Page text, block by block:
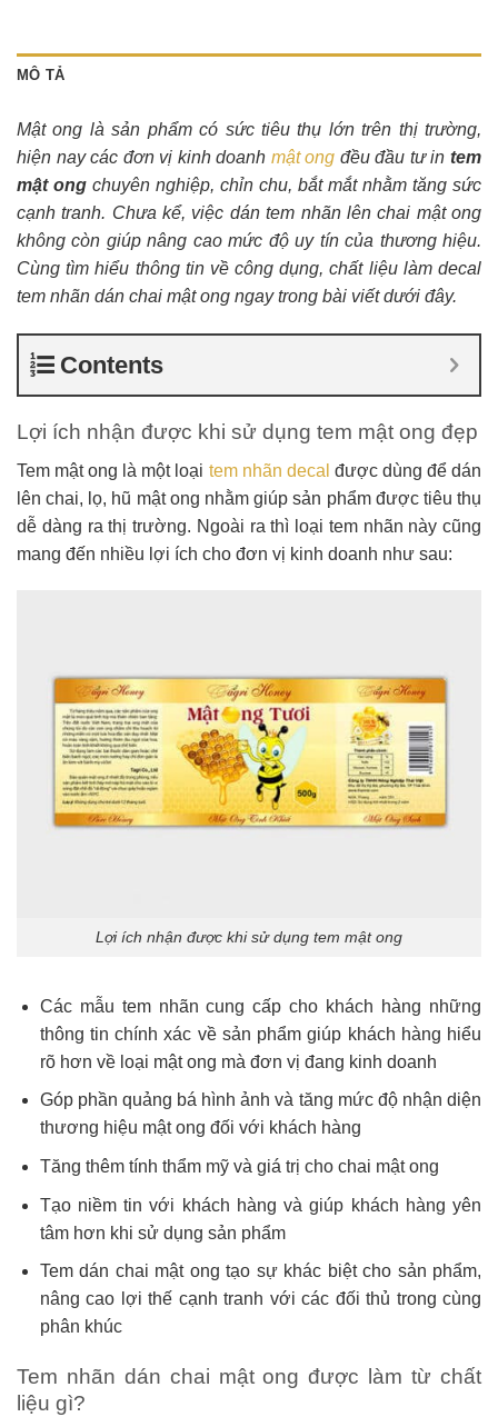
MÔ TẢ
Mật ong là sản phẩm có sức tiêu thụ lớn trên thị trường,
hiện nay các đơn vị kinh doanh mật ong đều đầu tư intem
mật ong chuyên nghiệp, chỉn chu, bắt mắt nhằm tăng sức
cạnh tranh. Chưa kể, việc dán tem nhãn lên chai mật ong
không còn giúp nâng cao mức độ uy tín của thương hiệu.
Cùng tìm hiểu thông tin về công dụng, chất liệu làm decal
tem nhãn dán chai mật ong ngay trong bài viết dưới đây.
Contents
Lợi ích nhận được khi sử dụng tem mật ong đẹp
Tem mật ong là một loại tem nhãn decal được dùng để dán
lên chai, lọ, hũ mật ong nhằm giúp sản phẩm được tiêu thụ
dễ dàng ra thị trường. Ngoài ra thì loại tem nhãn này cũng
mang đến nhiều lợi ích cho đơn vị kinh doanh như sau:
Lợi ích nhận được khi sử dụng tem mật ong
Các mẫu tem nhãn cung cấp cho khách hàng những
thông tin chính xác về sản phẩm giúp khách hàng hiểu
rõ hơn về loại mật ong mà đơn vị đang kinh doanh
Góp phần quảng bá hình ảnh và tăng mức độ nhận diện
thương hiệu mật ong đối với khách hàng
Tăng thêm tính thẩm mỹ và giá trị cho chai mật ong
Tạo niềm tin với khách hàng và giúp khách hàng yên
tâm hơn khi sử dụng sản phẩm
Tem dán chai mật ong tạo sự khác biệt cho sản phẩm,
nâng cao lợi thế cạnh tranh với các đối thủ trong cùng
phân khúc
Tem nhãn dán chai mật ong được làm từ chất
liệu gì?